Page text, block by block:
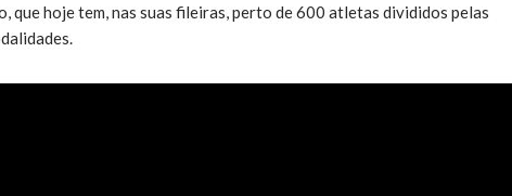
que hoje tem, nas suas fileiras, perto de 600 atletas divididos pelas